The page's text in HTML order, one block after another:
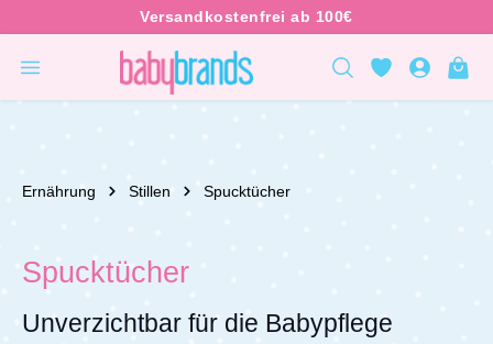
Ernährung Stillen Spucktücher
Spucktücher
Unverzichtbar für die Babypflege